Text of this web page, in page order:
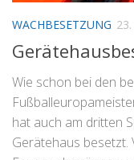
WACHBESETZUNG
Wie schon bei den
hat auch am dritten
Gerätehaus besetzt.